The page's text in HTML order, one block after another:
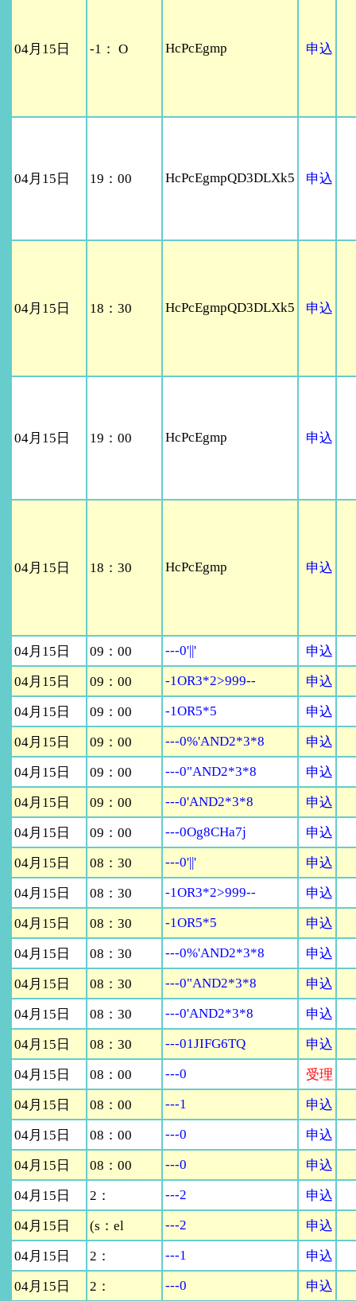
04月15日 -1： O HcPcEgmp 申込
04月15日 19：00 HcPcEgmpQD3DLXk5 申込
04月15日 18：30 HcPcEgmpQD3DLXk5 申込
04月15日 19：00 HcPcEgmp 申込
04月15日 18：30 HcPcEgmp 申込
04月15日 09：00 ---0'||'
申込
04月15日
09：00 -1OR3*2>999--
申込
04月15日
09：00 -1OR5*5
申込
04月15日
09：00 ---0%'AND2*3*8
申込
04月15日
09：00 ---0"AND2*3*8
申込
04月15日
09：00 ---0'AND2*3*8
申込
04月15日
09：00 ---0Og8CHa7j
申込
04月15日
08：30 ---0'||'
申込
04月15日
08：30 -1OR3*2>999--
申込
04月15日
08：30 -1OR5*5
申込
04月15日
08：30 ---0%'AND2*3*8
申込
04月15日
08：30 ---0"AND2*3*8
申込
04月15日
08：30 ---0'AND2*3*8
申込
04月15日
08：30 ---01JIFG6TQ
申込
04月15日
08：00 ---0
受理
04月15日
08：00 ---1
申込
04月15日
08：00 ---0
申込
04月15日
08：00 ---0
申込
04月15日
2： ---2
申込
04月15日
(s：el ---2
申込
04月15日
2： ---1
申込
04月15日
2： ---0
申込